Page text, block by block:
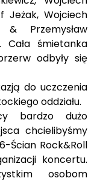
Jeżak, Wojciech
& Przemysław
Cała śmietanka
odbyły się
do uczczenia
oddziału.
bardzo dużo
chcielibyśmy
Ścian Rock&Roll
koncertu.
osobom